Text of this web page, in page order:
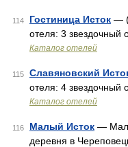
114 Гостиница Исток —
отеля: 3 звездочный
Каталог отелей
115 Славяновский
отеля: 4 звездочный
Каталог отелей
116 Малый Исток —
деревня в